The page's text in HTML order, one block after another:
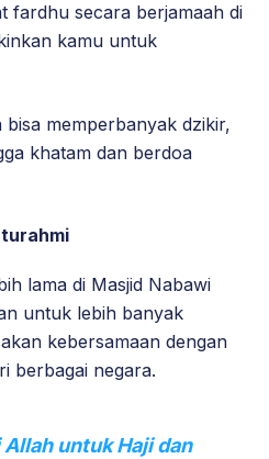
fardhu secara berjamaah di
kamu untuk
memperbanyak dzikir,
khatam dan berdoa
lama di Masjid Nabawi
untuk lebih banyak
kebersamaan dengan
berbagai negara.
untuk Haji dan